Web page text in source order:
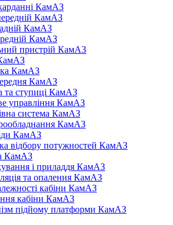
КамАЗ
КамАЗ
КамАЗ
КамАЗ
пристрій КамАЗ
КамАЗ
КамАЗ
та ступиці КамАЗ
управління КамАЗ
система КамАЗ
КамАЗ
КамАЗ
відбору потужностей КамАЗ
КамАЗ
і приладдя КамАЗ
та опалення КамАЗ
кабіни КамАЗ
кабіни КамАЗ
підйому платформи КамАЗ